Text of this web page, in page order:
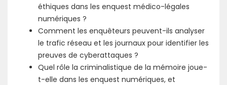
éthiques dans les enquest médico-légales
numériques ?
Comment les enquêteurs peuvent-ils analyser
le trafic réseau et les journaux pour identifier les
preuves de cyberattaques ?
Quel rôle la criminalistique de la mémoire joue-
t-elle dans les enquest numériques, et